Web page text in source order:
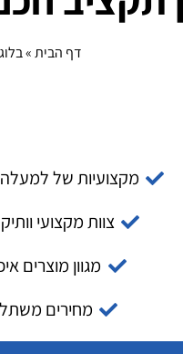
דף הבית»בלוג
מקצועיות של למעלה מ-
צוות מקצועי
מגוון מוצרים
מחירים